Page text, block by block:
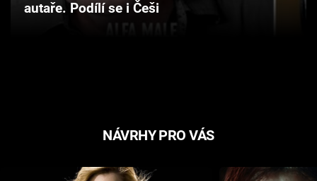
autaře. Podílí se i Češi
NÁVRHY PRO VÁS